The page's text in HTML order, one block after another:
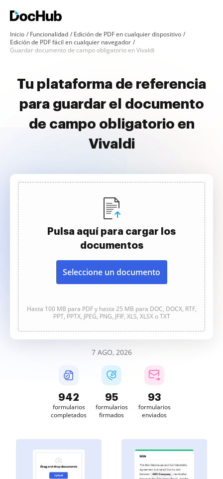
Inicio Funcionalidad
Edición de PDF en cualquier dispositivo
Edición de PDF fácil en cualquier navegador
Guardar documento de campo obligatorio en Vivaldi
Tu plataforma de referencia
para guardar el documento
de campo obligatorio en
Vivaldi
Pulsa aquí para cargar los
documentos
Seleccione un documento
Hasta 100 MB para PDF y hasta 25 MB para DOC, DOCX, RTF,
PPT, PPTX, JPEG, PNG, JFIF, XLS, XLSX o TXT
7 AGO, 2026
942
formularios
completados
95
formularios
firmados
93
formularios
enviados